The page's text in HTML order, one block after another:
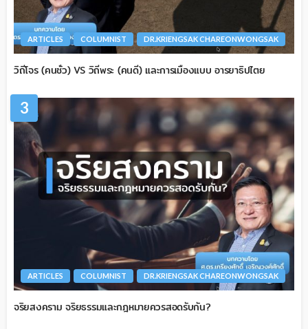
ARTICLES COLUMNIST DR.KRIENGSAK CHAREONWONGSAK
วิถีโจร (คนชั่ว) VS วิถีพระ (คนดี) และการเมืองแบบ อารยาธิปไตย
3
ARTICLES COLUMNIST DR.KRIENGSAK CHAREONWONGSAK
จริยสงคราม จริยธรรมและกฎหมายควรสอดรับกัน?